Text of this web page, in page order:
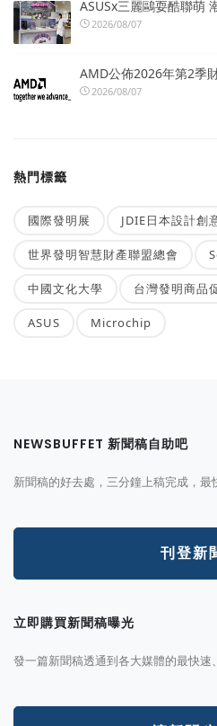
ASUSx三麗鷗耍酷聯萌
2026/08/07
AMD公佈2026年第2季
2026/08/07
熱門標籤
國際發明展 JDIE日本設計創
世界發明智慧財產聯盟總會
中國文化大學 台灣發明商品
ASUS Microchip
NEWSBUFFET 新聞稿自助吧
新聞稿的好去處，三分鐘上稿完成，最
刊登新
立即購買新聞稿曝光
發一篇新聞稿透通到各大媒體的最快速